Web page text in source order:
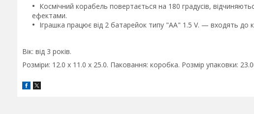
Космічний корабель повертається на 180 градусів,
ефектами.
Іграшка працює від 2 батарейок типу "АА" 1.5 V. — входять до
Вік: від 3 років.
Розміри: 12.0 x 11.0 x 25.0. Паковання: коробка. Розмір упаковки: